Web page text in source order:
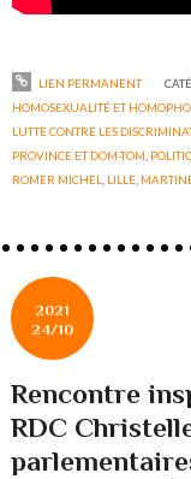
LIEN PERMANENT
HOMOSEXUALITÉ ET
LUTTE CONTRE LES
PROVINCE ET DOM-TOM
ROMER MICHEL
LILLE
2021
24/10
Rencontre
RDC